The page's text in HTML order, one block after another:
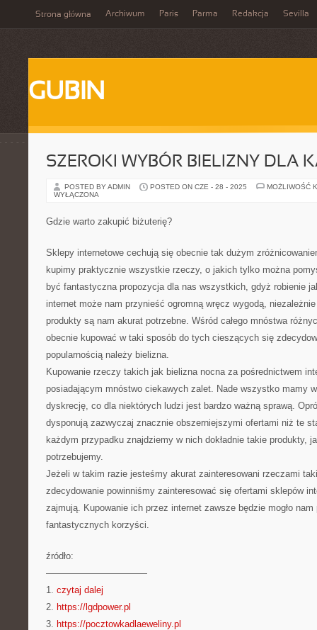
Strona główna Archiwum Paris Parma Redakcja Sevilla
GUBIN
SZEROKI WYBÓR BIELIZNY DLA
POSTED BY ADMIN POSTED ON CZE - 28 - 2025
MOŻLIWOŚĆ
WYŁĄCZONA
Gdzie warto zakupić biżuterię?
Sklepy internetowe cechują się obecnie tak dużym
kupimy praktycznie wszystkie rzeczy, o jakich tylko można
być fantastyczna propozycja dla nas wszystkich, gdyż robienie
internet może nam przynieść ogromną wręcz wygodą,
produkty są nam akurat potrzebne. Wśród całego mnóstwa
obecnie kupować w taki sposób do tych cieszących się
popularnością należy bielizna.
Kupowanie rzeczy takich jak bielizna nocna za pośrednictwem
posiadającym mnóstwo ciekawych zalet. Nade wszystko mamy
dyskrecję, co dla niektórych ludzi jest bardzo ważną sprawą.
dysponują zazwyczaj znacznie obszerniejszymi ofertami niż te
każdym przypadku znajdziemy w nich dokładnie takie produkty,
potrzebujemy.
Jeżeli w takim razie jesteśmy akurat zainteresowani rzeczami
zdecydowanie powinniśmy zainteresować się ofertami sklepów
zajmują. Kupowanie ich przez internet zawsze będzie mogło
fantastycznych korzyści.
źródło:
———————————
1. czytaj dalej
2. https://lgdpower.pl
3. https://pocztowkadlaeweliny.pl